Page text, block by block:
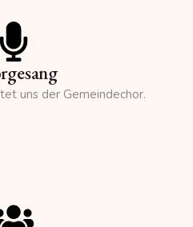
uns der Gemeindechor.